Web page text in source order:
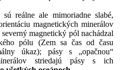
reálne ale mimoriadne slabé,
magnetických minerálov
magnetický pól nachádzal
pólu (Zem sa čas od času
úkaz); pásy s „opačnou“
striedajú pásy s ich